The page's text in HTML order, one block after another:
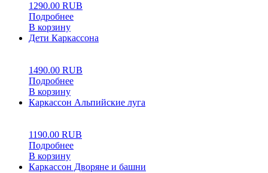
1290.00 RUB
Подробнее
В корзину
Дети Каркассона
1490.00 RUB
Подробнее
В корзину
Каркассон Альпийские луга
1190.00 RUB
Подробнее
В корзину
Каркассон Дворяне и башни